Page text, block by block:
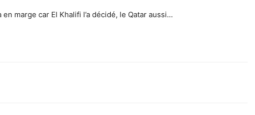
marge car El Khalifi l’a décidé, le Qatar aussi…